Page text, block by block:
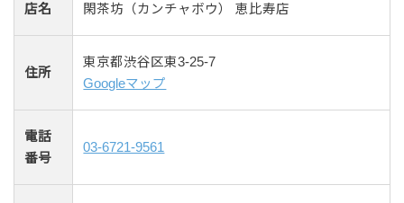
店名 閑茶坊（カンチャボウ） 恵比寿店
住所
東京都渋谷区東3-25-7
Googleマップ
電話
番号
03-6721-9561